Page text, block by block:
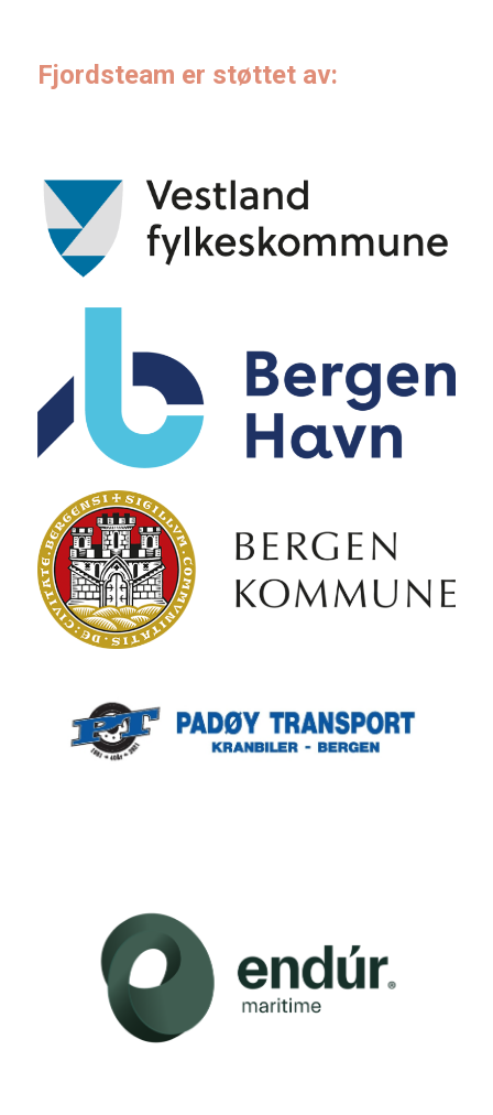
Fjordsteam er støttet av: